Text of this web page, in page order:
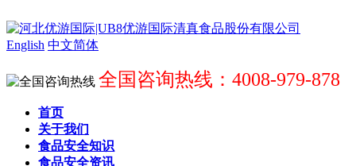
English 中文简体
全国咨询热线：4008-979-878
首页
关于我们
食品安全知识
食品安全资讯